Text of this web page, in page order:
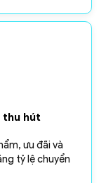
thu hút
ưu đãi và
tỷ lệ chuyển